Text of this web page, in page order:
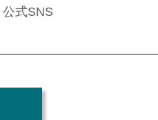
公式SNS